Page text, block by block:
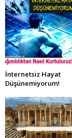
İnternetsiz Hayat
Düşünemiyorum!